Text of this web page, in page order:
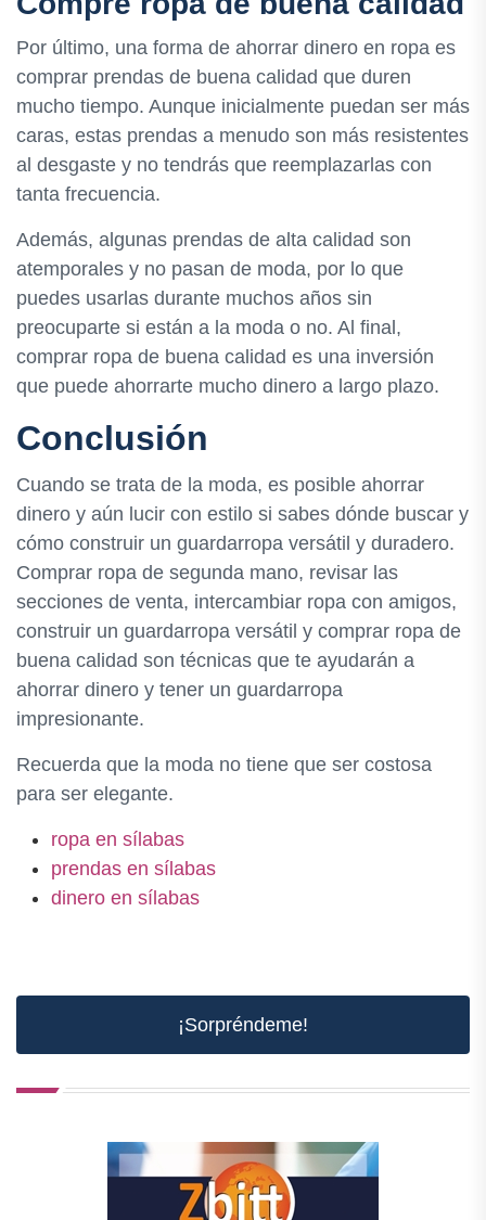
Por último, una forma de ahorrar dinero en ropa es
comprar prendas de buena calidad que duren
mucho tiempo. Aunque inicialmente puedan ser más
caras, estas prendas a menudo son más resistentes
al desgaste y no tendrás que reemplazarlas con
tanta frecuencia.
Además, algunas prendas de alta calidad son
atemporales y no pasan de moda, por lo que
puedes usarlas durante muchos años sin
preocuparte si están a la moda o no. Al final,
comprar ropa de buena calidad es una inversión
que puede ahorrarte mucho dinero a largo plazo.
Conclusión
Cuando se trata de la moda, es posible ahorrar
dinero y aún lucir con estilo si sabes dónde buscar y
cómo construir un guardarropa versátil y duradero.
Comprar ropa de segunda mano, revisar las
secciones de venta, intercambiar ropa con amigos,
construir un guardarropa versátil y comprar ropa de
buena calidad son técnicas que te ayudarán a
ahorrar dinero y tener un guardarropa
impresionante.
Recuerda que la moda no tiene que ser costosa
para ser elegante.
ropa en sílabas
prendas en sílabas
dinero en sílabas
¡Sorpréndeme!